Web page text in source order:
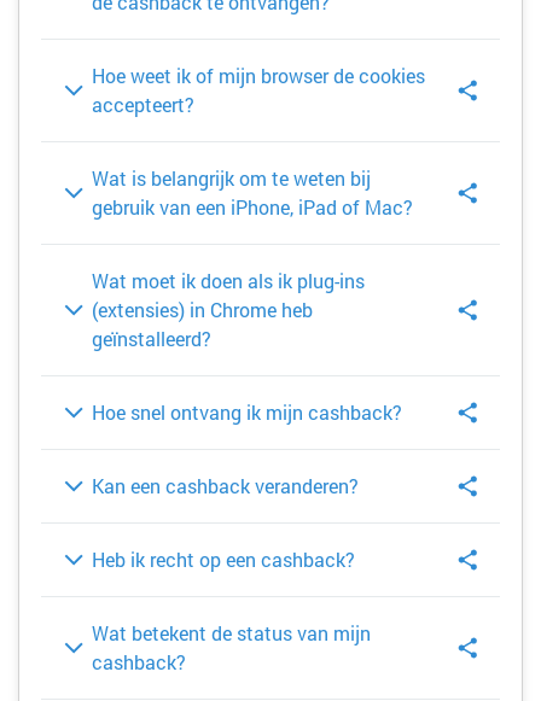
Hoe weet ik of mijn browser de cookies
accepteert?
Wat is belangrijk om te weten bij
gebruik van een iPhone, iPad of Mac?
Wat moet ik doen als ik plug-ins
(extensies) in Chrome heb
geïnstalleerd?
Hoe snel ontvang ik mijn cashback?
Kan een cashback veranderen?
Heb ik recht op een cashback?
Wat betekent de status van mijn
cashback?